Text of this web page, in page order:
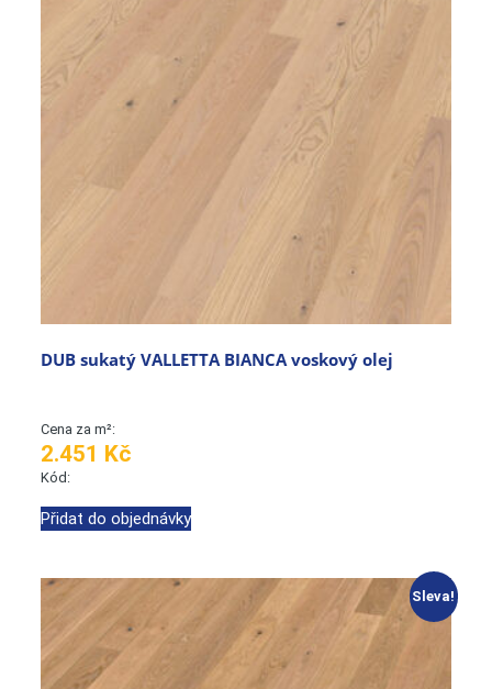
DUB sukatý VALLETTA BIANCA voskový olej
Cena za m²:
2.451 Kč
Kód:
Přidat do objednávky
Sleva!